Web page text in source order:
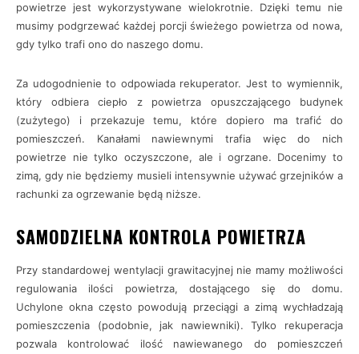
powietrze jest wykorzystywane wielokrotnie. Dzięki temu nie
musimy podgrzewać każdej porcji świeżego powietrza od nowa,
gdy tylko trafi ono do naszego domu.
Za udogodnienie to odpowiada rekuperator. Jest to wymiennik,
który odbiera ciepło z powietrza opuszczającego budynek
(zużytego) i przekazuje temu, które dopiero ma trafić do
pomieszczeń. Kanałami nawiewnymi trafia więc do nich
powietrze nie tylko oczyszczone, ale i ogrzane. Docenimy to
zimą, gdy nie będziemy musieli intensywnie używać grzejników a
rachunki za ogrzewanie będą niższe.
SAMODZIELNA KONTROLA POWIETRZA
Przy standardowej wentylacji grawitacyjnej nie mamy możliwości
regulowania ilości powietrza, dostającego się do domu.
Uchylone okna często powodują przeciągi a zimą wychładzają
pomieszczenia (podobnie, jak nawiewniki). Tylko rekuperacja
pozwala kontrolować ilość nawiewanego do pomieszczeń